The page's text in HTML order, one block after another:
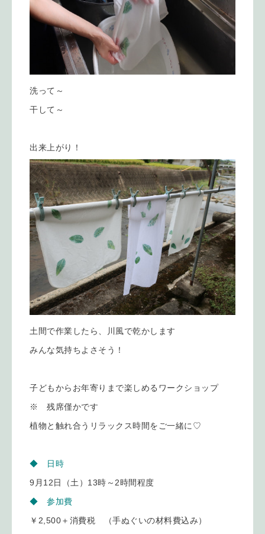
洗って～
干して～
出来上がり！
土間で作業したら、川風で乾かします
みんな気持ちよさそう！
子どもからお年寄りまで楽しめるワークショップ
※ 残席僅かです
植物と触れ合うリラックス時間をご一緒に♡
◆ 日時
9月12日（土）13時～2時間程度
◆ 参加費
￥2,500＋消費税 （手ぬぐいの材料費込み）